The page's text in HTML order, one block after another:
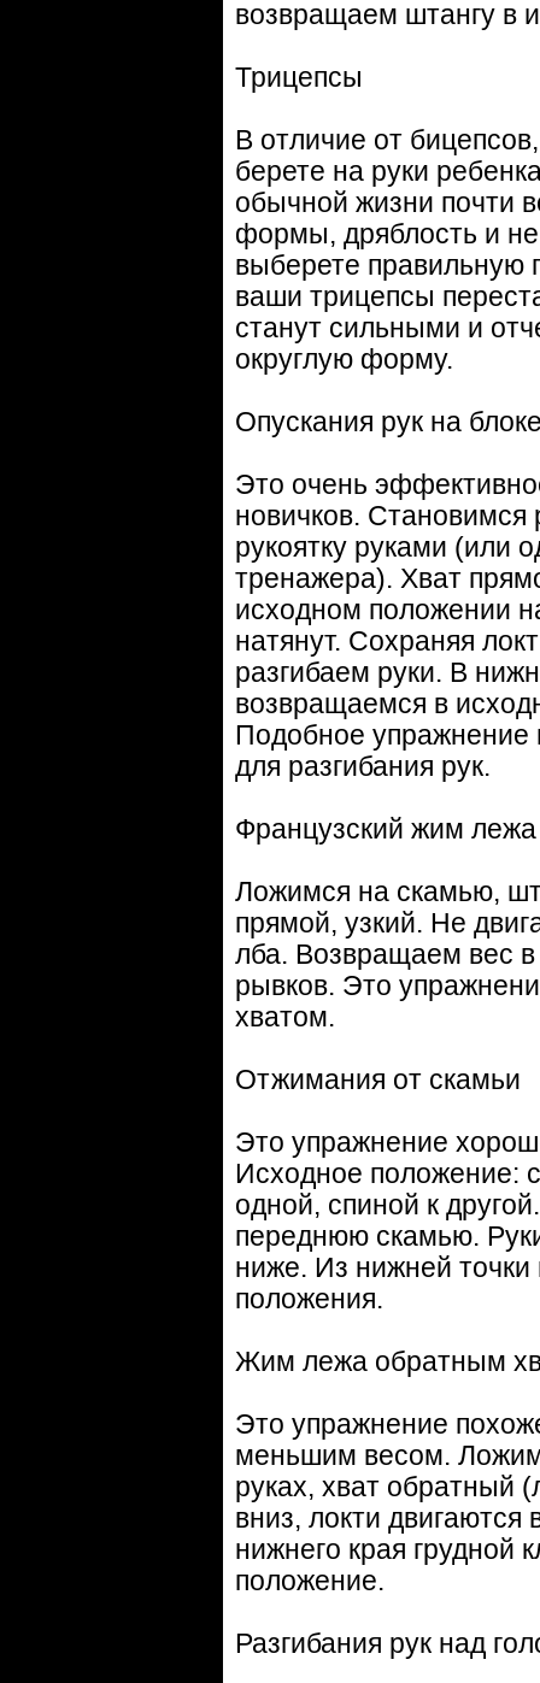
возвращаем штангу в
Трицепсы
В отличие от
берете на руки
обычной жизни почти
формы, дряблость и
выберете правильную
ваши трицепсы
станут сильными и
округлую форму.
Опускания рук на
Это очень
новичков.
рукоятку руками (или
тренажера). Хват
исходном положении
натянут. Сохраняя
разгибаем руки. В
возвращаемся в
Подобное упражнение
для разгибания рук.
Французский жим лежа
Ложимся на скамью,
прямой, узкий. Не
лба. Возвращаем вес
рывков. Это
хватом.
Отжимания от скамьи
Это упражнение
Исходное положение:
одной, спиной к
переднюю скамью.
ниже. Из нижней
положения.
Жим лежа обратным
Это упражнение
меньшим весом.
руках, хват обратный
вниз, локти двигаются
нижнего края грудной
положение.
Разгибания рук над